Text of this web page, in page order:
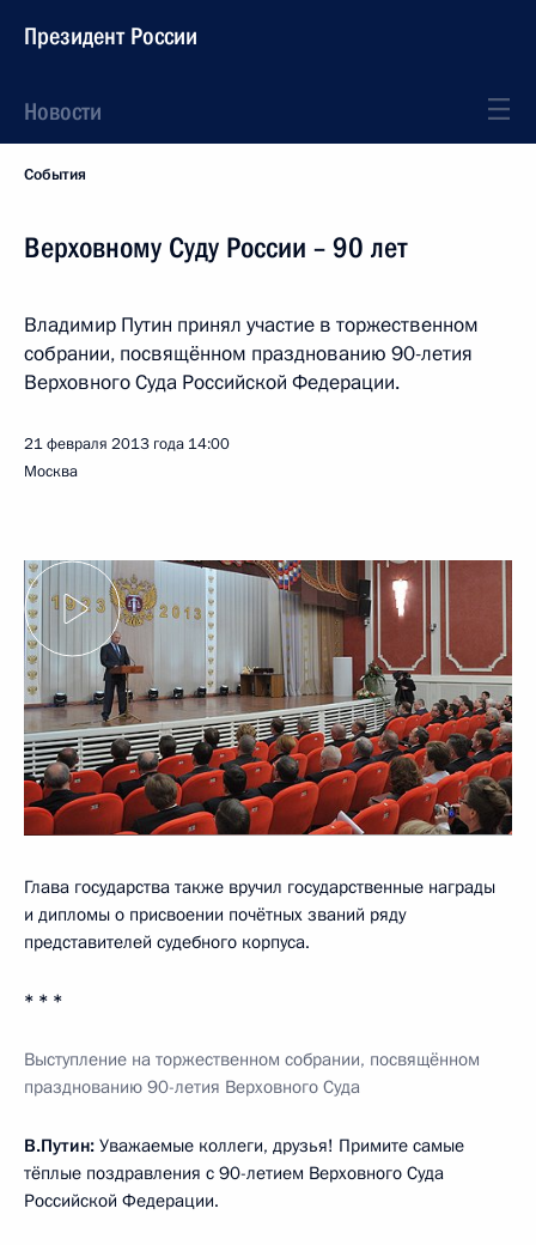
Президент России
Новости
События
Верховному Суду России – 90 лет
Владимир Путин принял участие в торжественном
собрании, посвящённом празднованию 90-летия
Верховного Суда Российской Федерации.
21 февраля 2013 года 14:00
Москва
Глава государства также вручил государственные награды
и дипломы о присвоении почётных званий ряду
представителей судебного корпуса.
* * *
Выступление на торжественном собрании, посвящённом
празднованию 90-летия Верховного Суда
В.Путин: Уважаемые коллеги, друзья! Примите самые
тёплые поздравления с 90-летием Верховного Суда
Российской Федерации.